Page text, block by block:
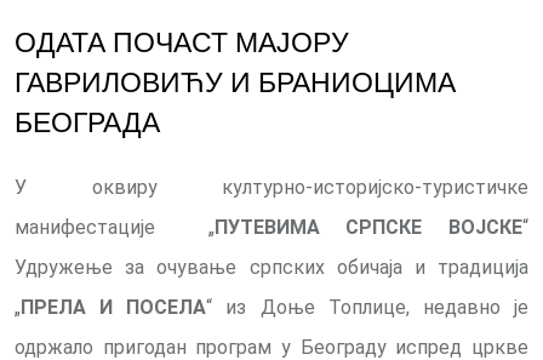
ОДАТА ПОЧАСТ МАЈОРУ
ГАВРИЛОВИЋУ И БРАНИОЦИМА
БЕОГРАДА
У оквиру културно-историјско-туристичке
манифестације „ПУТЕВИМА СРПСКЕ ВОЈСКЕ“
Удружење за очување српских обичаја и традиција
„ПРЕЛА И ПОСЕЛА“ из Доње Топлице, недавно је
одржало пригодан програм у Београду испред цркве